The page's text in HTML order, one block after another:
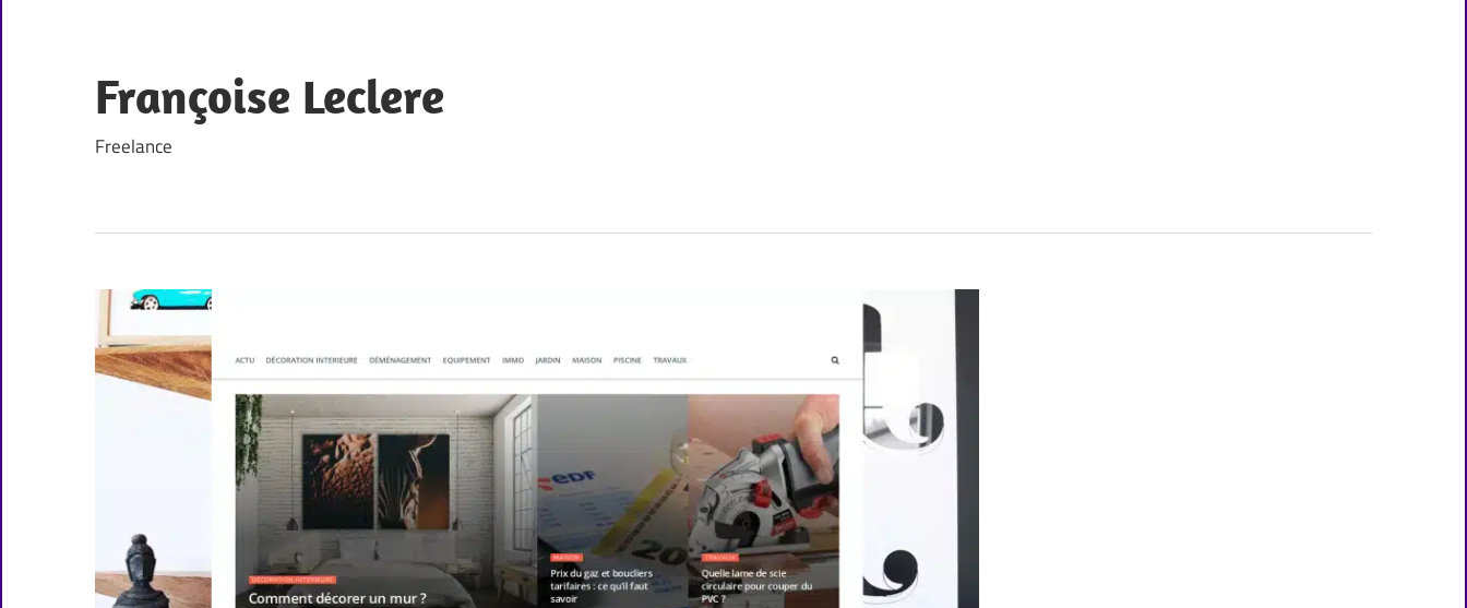
content
Françoise Leclere
Freelance